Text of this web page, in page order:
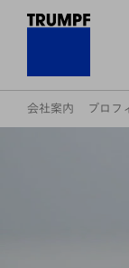
会社案内 プロフ